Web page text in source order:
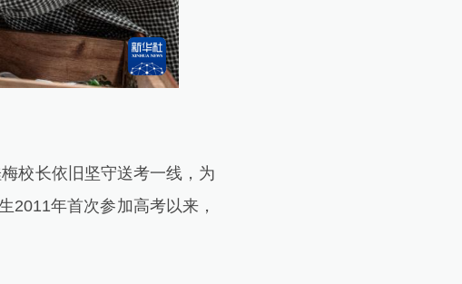
校长依旧坚守送考一线，为
2011年首次参加高考以来，